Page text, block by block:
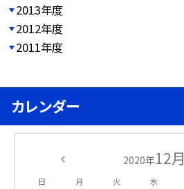
2013年度
2012年度
2011年度
カレンダー
2020年12月
日 月 火 水